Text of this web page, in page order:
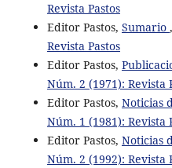
Revista Pastos
Editor Pastos, Sumario ,
Revista Pastos
Editor Pastos,
Núm. 2 (1971): Revista
Editor Pastos, Noticias
Núm. 1 (1981): Revista
Editor Pastos, Noticias
Núm. 2 (1992): Revista